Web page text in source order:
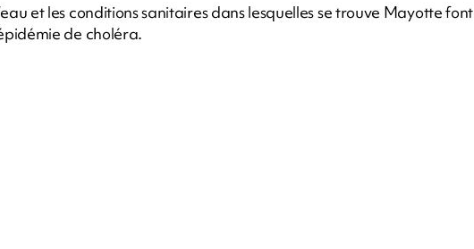
et les conditions sanitaires dans lesquelles se trouve Mayotte font
de choléra.